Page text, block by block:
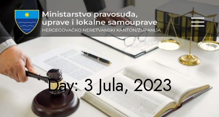
MPULS
HNK
Day: 3 Jula, 2023